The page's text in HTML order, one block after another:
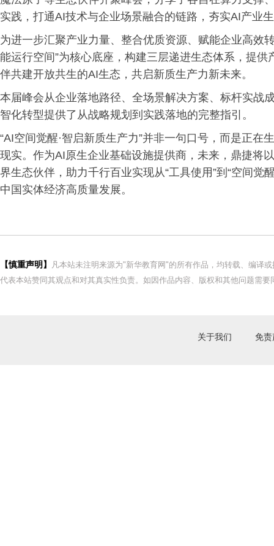
实践，打通AI技术与企业场景融合的链路，夯实AI产业
为进一步汇聚产业力量、整合优质资源、赋能企业高效
能运行空间”为核心底座，构建三层递进生态体系，提
伴共建开放共生的AI生态，共启新质生产力新未来。
本届峰会从企业落地路径、全场景解决方案、标杆实战
智化转型提供了从战略规划到实践落地的完整指引。
“AI空间觉醒·智启新质生产力”并非一句口号，而是正
现实。作为AI原生企业基础设施提供商，未来，鼎捷将
界生态伙伴，助力千行百业实现从“工具使用”到“空间
中国实体经济高质量发展。
【慎重声明】
凡本站未注明来源为"新华教育网"的所有作品，均转载、编译
代表本站赞同其观点和对其真实性负责。如因作品内容、版权和其他问题需
关于我们 免责